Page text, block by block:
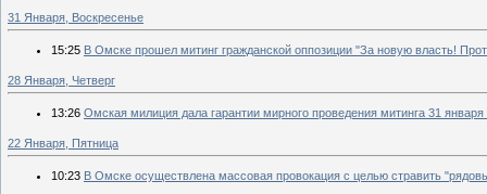
31 Января, Воскресенье
15:25 В Омске прошел митинг гражданской оппозиции "За новую власть!
28 Января, Четверг
13:26 Омская милиция дала гарантии мирного проведения митинга 31
22 Января, Пятница
10:23 В Омске осуществлена массовая провокация с целью стравить